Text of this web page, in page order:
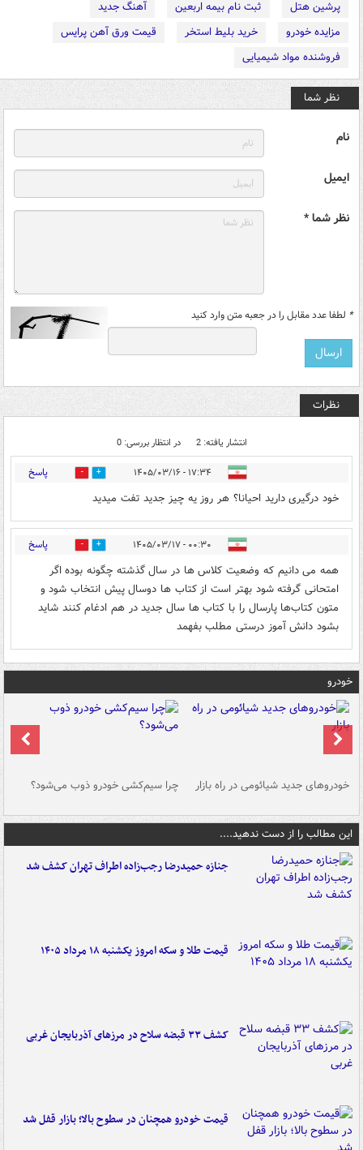
پرشین هتل
ثبت نام بیمه اربعین
آهنگ جدید
مزایده خودرو
خرید بلیط استخر
قیمت ورق آهن پرایس
فروشنده مواد شیمیایی
نظر شما
نام
ایمیل
نظر شما *
* لطفا عدد مقابل را در جعبه متن وارد کنید
نظرات
انتشار یافته: 2 در انتظار بررسی: 0
۱۷:۳۴ - ۱۴۰۵/۰۳/۱۶ 0 پاسخ
خود درگیری دارید احیانا؟ هر روز یه چیز جدید تفت میدید
۰۰:۳۰ - ۱۴۰۵/۰۳/۱۷ 0 پاسخ
همه می دانیم که وضعیت کلاس ها در سال گذشته چگونه بوده اگر
امتحانی گرفته شود بهتر است از کتاب ها دوسال پیش انتخاب شود و
متون کتاب‌ها پارسال را با کتاب ها سال جدید در هم ادغام کنند شاید
بشود دانش آموز درستی مطلب بفهمد
خودرو
خودروهای جدید شیائومی در راه بازار چرا سیم‌کشی خودرو ذوب می‌شود؟
این مطالب را از دست ندهید....
جنازه حمیدرضا رجب‌زاده اطراف تهران کشف شد
قیمت طلا و سکه امروز یکشنبه ۱۸ مرداد ۱۴۰۵
کشف ۳۳ قبضه سلاح در مرزهای آذربایجان غربی
قیمت خودرو همچنان در سطوح بالا؛ بازار قفل شد